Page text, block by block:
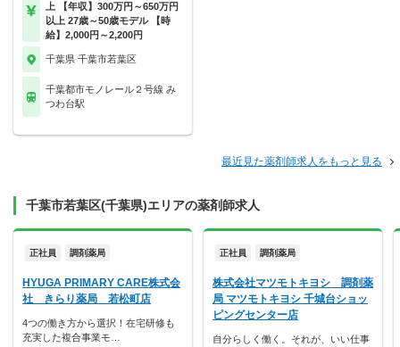
上 【年収】300万円～650万円
以上 27歳～50歳モデル 【時
給】2,000円～2,200円
千葉県 千葉市若葉区
千葉都市モノレール２号線 み
つわ台駅
最近見た薬剤師求人をもっと見る
千葉市若葉区(千葉県)エリアの薬剤師求人
正社員 調剤薬局
HYUGA PRIMARY CARE株式会
社 きらり薬局 若松町店
4つの働き方から選択！在宅研修も
充実した複合事業モ…
正社員 調剤薬局
株式会社マツモトキヨシ 調剤薬
局 マツモトキヨシ 千城台ショッ
ピングセンター店
自分らしく働く。それが、いい仕事